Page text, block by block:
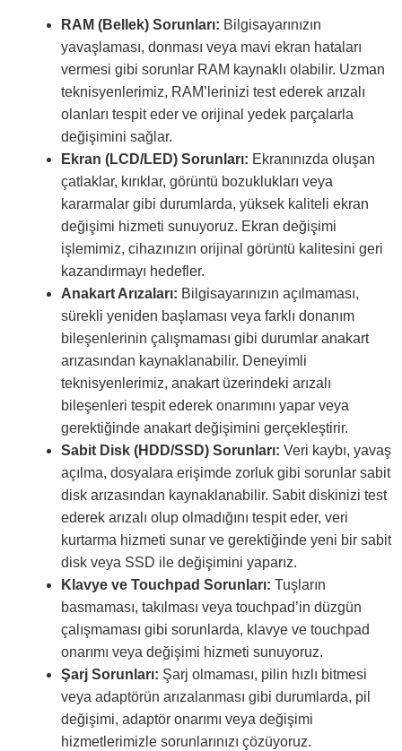
RAM (Bellek) Sorunları: Bilgisayarınızın
yavaşlaması, donması veya mavi ekran hataları
vermesi gibi sorunlar RAM kaynaklı olabilir. Uzman
teknisyenlerimiz, RAM’lerinizi test ederek arızalı
olanları tespit eder ve orijinal yedek parçalarla
değişimini sağlar.
Ekran (LCD/LED) Sorunları: Ekranınızda oluşan
çatlaklar, kırıklar, görüntü bozuklukları veya
kararmalar gibi durumlarda, yüksek kaliteli ekran
değişimi hizmeti sunuyoruz. Ekran değişimi
işlemimiz, cihazınızın orijinal görüntü kalitesini geri
kazandırmayı hedefler.
Anakart Arızaları: Bilgisayarınızın açılmaması,
sürekli yeniden başlaması veya farklı donanım
bileşenlerinin çalışmaması gibi durumlar anakart
arızasından kaynaklanabilir. Deneyimli
teknisyenlerimiz, anakart üzerindeki arızalı
bileşenleri tespit ederek onarımını yapar veya
gerektiğinde anakart değişimini gerçekleştirir.
Sabit Disk (HDD/SSD) Sorunları: Veri kaybı, yavaş
açılma, dosyalara erişimde zorluk gibi sorunlar sabit
disk arızasından kaynaklanabilir. Sabit diskinizi test
ederek arızalı olup olmadığını tespit eder, veri
kurtarma hizmeti sunar ve gerektiğinde yeni bir sabit
disk veya SSD ile değişimini yaparız.
Klavye ve Touchpad Sorunları: Tuşların
basmaması, takılması veya touchpad’in düzgün
çalışmaması gibi sorunlarda, klavye ve touchpad
onarımı veya değişimi hizmeti sunuyoruz.
Şarj Sorunları: Şarj olmaması, pilin hızlı bitmesi
veya adaptörün arızalanması gibi durumlarda, pil
değişimi, adaptör onarımı veya değişimi
hizmetlerimizle sorunlarınızı çözüyoruz.